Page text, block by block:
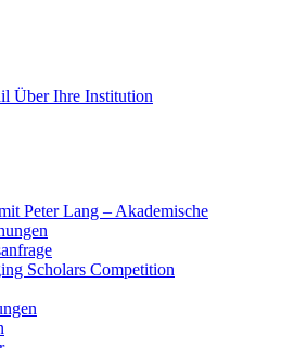
Über Ihre Institution
Peter Lang – Akademische
Scholars Competition